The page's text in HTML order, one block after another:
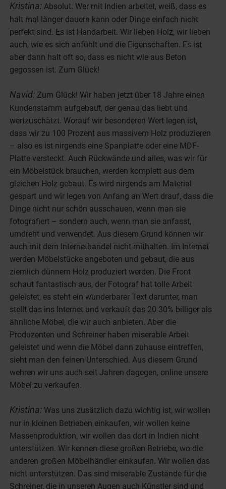
Kristina: Absolut. Wer mit Indien arbeitet, weiß, dass es
halt mal länger dauern kann oder Dinge einfach nicht
perfekt sind. Es ist Handarbeit. Wir lieben Holz, wir lieben
auch, wie es sich anfühlt und die Eigenschaften. Es ist
aber dann halt oft so, dass es nicht wie aus Beton
gegossen ist. Zum Glück!
Navid: Zum Glück! Wir haben jetzt über 18 Jahre einen
Kundenstamm aufgebaut, der genau das liebt und
wertzuschätzt. Worauf wir besonderen Wert legen ist,
dass wir zu 100 Prozent aus massivem Holz produzieren
– also es ist nirgends eine Spanplatte oder eine MDF-
Platte versteckt. Auch Rückwände und alles, was wir für
ein Möbelstück brauchen, werden komplett aus dem
gleichen Holz gebaut. Es wird nirgends am Material
gespart und wir legen von Anfang an Wert drauf, dass die
Dinge nicht nur schön ausschauen, wenn man sie
fotografiert – sondern auch, wenn man sie anfasst,
umdreht und verwendet. Aus diesem Grund können wir
auch mit dem Internethandel nicht mithalten. Im Internet
werden Möbelstücke angeboten und gebaut, die aus
ziemlich dünnem Holz produziert werden. Die Front
schaut fantastisch aus, der Fotograf hat tolle Arbeit
geleistet, es steht ein wunderbarer Text darunter, man
stellt das ins Internet und verkauft das 20-30% billiger als
ähnliche Möbel, die wir auch anbieten. Aber die
Produzenten und Schreiner haben miserable Arbeit
geleistet und wenn die Möbel dann zuhause eintreffen,
sieht man den feinen Unterschied. Aus diesem Grund
wehren wir uns auch seit Jahren dagegen, online unsere
Möbel zu verkaufen.
Kristina: Was uns zusätzlich dazu wichtig ist, wir wollen
nur in kleinen Betrieben einkaufen, wir wollen keine
Massenproduktion, wir wollen das dort in Indien nicht
unterstützen. Wir kennen diese großen Betriebe, wo die
anderen großen Möbelhändler einkaufen. Wir wollen das
nicht unterstützen. Das sind miserable Zustände für die
Schreiner, die in unseren Augen auch Künstler sind und